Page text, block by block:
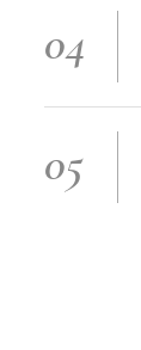
04
05